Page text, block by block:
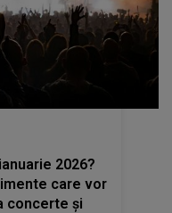
2026?
care vor
concerte și